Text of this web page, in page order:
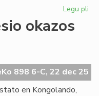
Legu pli
la
okazos
898 6-C, 22 dec 25
en Kongolando,